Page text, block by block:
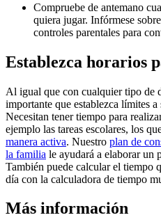
Compruebe de antemano
quiera jugar. Infórmese
controles parentales para
Establezca horarios
Al igual que con cualquier tipo de
importante que establezca límites
Necesitan tener tiempo para
ejemplo las tareas escolares, los
manera activa. Nuestro plan de
la familia le ayudará a elaborar un
También puede calcular el tiempo
día con la calculadora de tiempo
Más información